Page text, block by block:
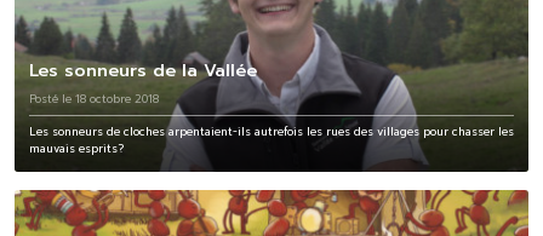
Les sonneurs de la Vallée
Posté le 18 octobre 2018
Les sonneurs de cloches arpentaient-ils autrefois les rues des villages pour chasser les
mauvais esprits?